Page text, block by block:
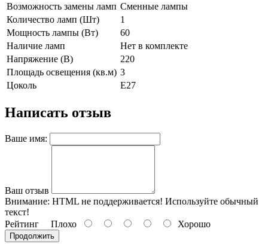
Возможность замены ламп Сменные лампы
Количество ламп (Шт)
1
Мощность лампы (Вт)
60
Наличие ламп
Нет в комплекте
Напряжение (В)
220
Площадь освещения (кв.м) 3
Цоколь
E27
Написать отзыв
Ваше имя:
Ваш отзыв
Внимание: HTML не поддерживается! Используйте обычный
текст!
Рейтинг Плохо Хорошо
Продолжить